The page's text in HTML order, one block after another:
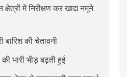
क्षेत्रों में निरीक्षण कर खाद्य नमूने
बारिश की चेतावनी
की भारी भीड़ बढ़ती हुई